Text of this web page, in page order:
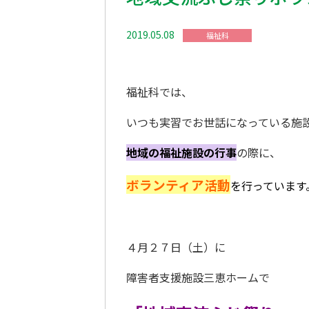
2019.05.08 福祉科
福祉科では、
いつも実習でお世話になっている施
地域の福祉施設の行事の際に、
ボランティア活動を行っています
４月２７日（土）に
障害者支援施設三恵ホームで